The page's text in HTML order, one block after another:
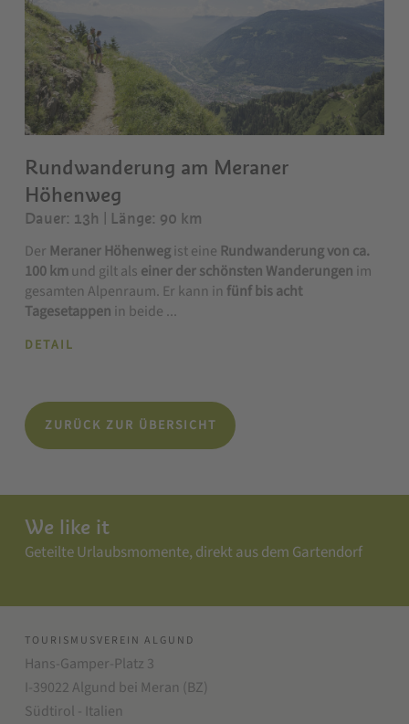
Rundwanderung am Meraner
Höhenweg
Dauer: 13h | Länge: 90 km
Der Meraner Höhenwegist eine Rundwanderung von ca.
100 kmund gilt als einer der schönsten Wanderungen im
gesamten Alpenraum. Er kann in fünf bis acht
Tagesetappen in beide ...
DETAIL
ZURÜCK ZUR ÜBERSICHT
We like it
Geteilte Urlaubsmomente, direkt aus dem Gartendorf
TOURISMUSVEREIN ALGUND
Hans-Gamper-Platz 3
I-39022 Algund bei Meran (BZ)
Südtirol - Italien